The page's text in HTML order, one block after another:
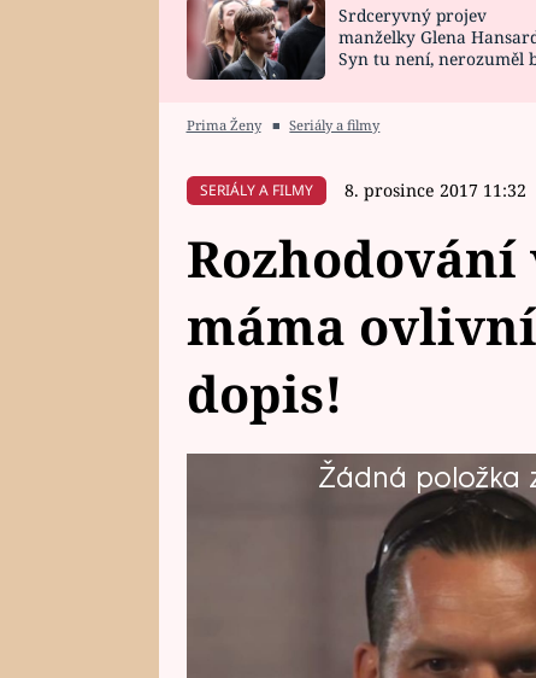
HOROSKOP NA
CELEBRITY
VAŘENÍ
Srdceryvný projev
manželky Glena
Syn tu není, nerozuměl
Prima Ženy ■ Seriály a filmy
SERIÁLY A FILMY 8. prosince 2017 11:32
Rozhodování
máma
dopis!
Žádná položka
René, Josef a Petra si užívají
strávený čas mimo domov
pondělí ve 21.35 na Primě?